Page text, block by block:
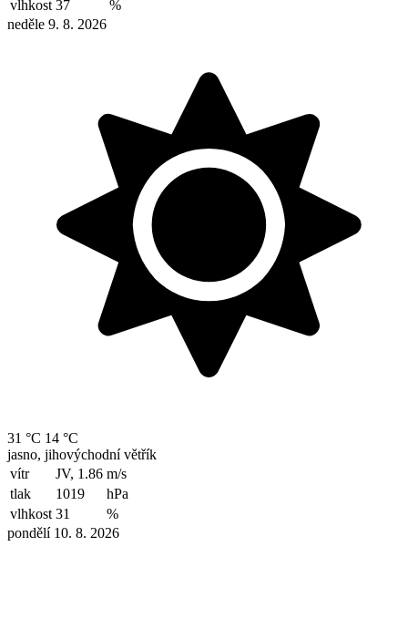
vlhkost 37
%
neděle 9. 8. 2026
31 °C 14 °C
jasno, jihovýchodní větřík
vítr
JV, 1.86 m/s
tlak
1019
hPa
vlhkost 31
%
pondělí 10. 8. 2026